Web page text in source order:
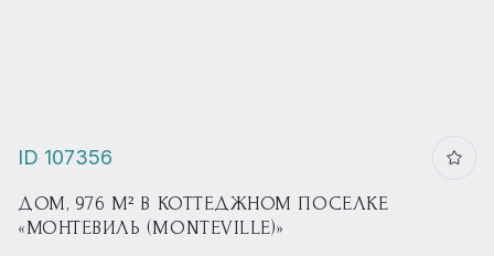
ID 107356
ДОМ, 976 М² В КОТТЕДЖНОМ ПОСЕЛКЕ
«МОНТЕВИЛЬ (MONTEVILLE)»